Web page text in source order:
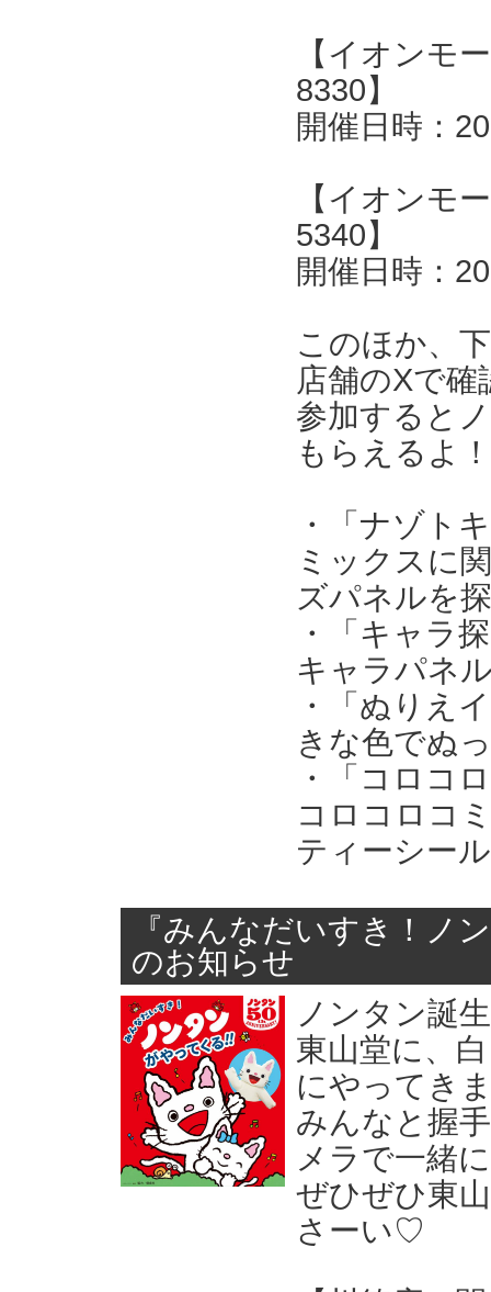
【イオンモ
8330】
開催日時：
【イオンモ
5340】
開催日時：
このほか、
店舗のXで確
参加すると
もらえるよ
・「ナゾト
ミックスに
ズパネルを
・「キャラ
キャラパネ
・「ぬりえ
きな色でぬ
・「コロコ
コロコロコ
ティーシー
『みんなだいすき！ノ
のお知らせ
ノンタン誕
東山堂に、
にやってき
みんなと握
メラで一緒
ぜひぜひ東
さーい♡